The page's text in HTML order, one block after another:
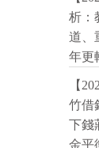
析：
道、
年更
【
竹借
下錢
金平